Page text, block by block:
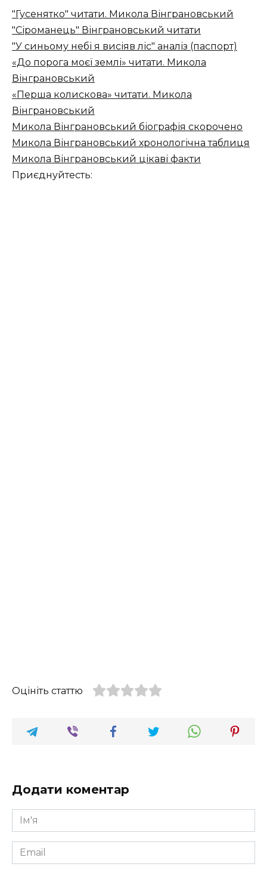
"Гусенятко" читати. Микола Вінграновський
"Сіроманець" Вінграновський читати
"У синьому небі я висіяв ліс" аналіз (паспорт)
«До порога моєї землі» читати. Микола
Вінграновський
«Перша колискова» читати. Микола
Вінграновський
Микола Вінграновський біографія скорочено
Микола Вінграновський хронологічна таблиця
Микола Вінграновський цікаві факти
Приєднуйтесть:
Оцініть статтю
Додати коментар
Ім'я
*
Email
*